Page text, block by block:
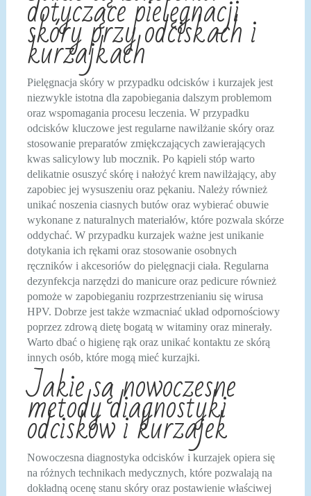
skóry przy odciskach i
kurzajkach
Pielęgnacja skóry w przypadku odcisków i kurzajek jest
niezwykle istotna dla zapobiegania dalszym problemom
oraz wspomagania procesu leczenia. W przypadku
odcisków kluczowe jest regularne nawilżanie skóry oraz
stosowanie preparatów zmiękczających zawierających
kwas salicylowy lub mocznik. Po kąpieli stóp warto
delikatnie osuszyć skórę i nałożyć krem nawilżający, aby
zapobiec jej wysuszeniu oraz pękaniu. Należy również
unikać noszenia ciasnych butów oraz wybierać obuwie
wykonane z naturalnych materiałów, które pozwala skórze
oddychać. W przypadku kurzajek ważne jest unikanie
dotykania ich rękami oraz stosowanie osobnych
ręczników i akcesoriów do pielęgnacji ciała. Regularna
dezynfekcja narzędzi do manicure oraz pedicure również
pomoże w zapobieganiu rozprzestrzenianiu się wirusa
HPV. Dobrze jest także wzmacniać układ odpornościowy
poprzez zdrową dietę bogatą w witaminy oraz minerały.
Warto dbać o higienę rąk oraz unikać kontaktu ze skórą
innych osób, które mogą mieć kurzajki.
Jakie są nowoczesne
metody diagnostyki
odcisków i kurzajek
Nowoczesna diagnostyka odcisków i kurzajek opiera się
na różnych technikach medycznych, które pozwalają na
dokładną ocenę stanu skóry oraz postawienie właściwej